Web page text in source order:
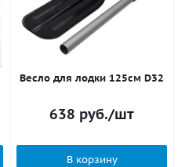
Весло для лодки 125см D32
638 руб./шт
В корзину